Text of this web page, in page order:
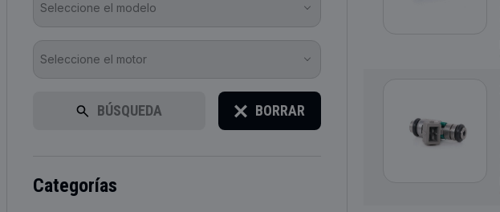
Seleccione el modelo
Seleccione el motor
BÚSQUEDA BORRAR
categorías